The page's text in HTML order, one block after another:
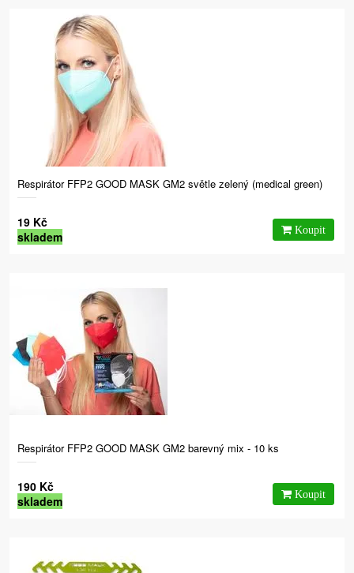
Respirátor FFP2 GOOD MASK GM2 světle zelený (medical green)
19 Kč
skladem
Respirátor FFP2 GOOD MASK GM2 barevný mix - 10 ks
190 Kč
skladem